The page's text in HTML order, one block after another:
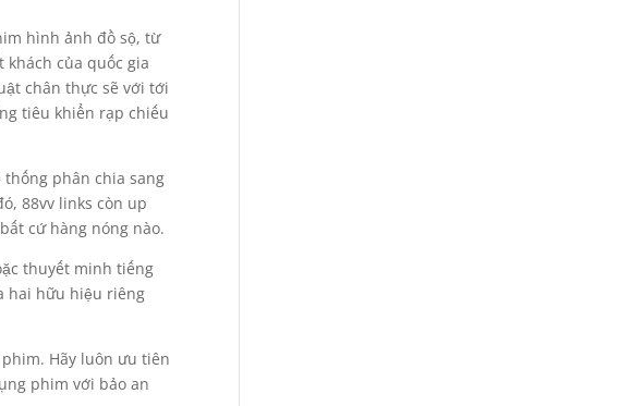
hình ảnh đồ sộ, từ
của quốc gia
chân thực sẽ với tới
tiêu khiển rạp chiếu
phân chia sang
88vv links còn up
cứ hàng nóng nào.
thuyết minh tiếng
hai hữu hiệu riêng
Hãy luôn ưu tiên
phim với bảo an